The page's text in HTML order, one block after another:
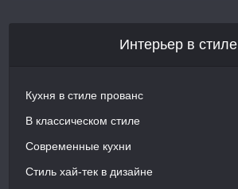
Интерьер в стиле
Кухня в стиле прованс
В классическом стиле
Современные кухни
Стиль хай-тек в дизайне